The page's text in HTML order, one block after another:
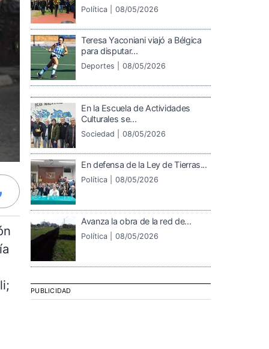
Política | 08/05/2026
Teresa Yaconiani viajó a Bélgica
para disputar...
Deportes | 08/05/2026
En la Escuela de Actividades
Culturales se...
Sociedad | 08/05/2026
En defensa de la Ley de Tierras...
Política | 08/05/2026
Avanza la obra de la red de...
Política | 08/05/2026
PUBLICIDAD